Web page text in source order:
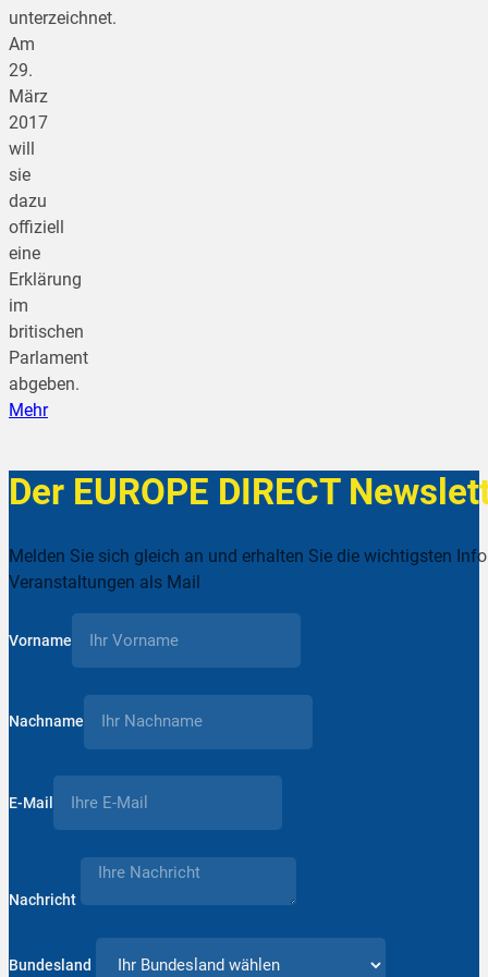
unterzeichnet.
Am
29.
März
2017
will
sie
dazu
offiziell
eine
Erklärung
im
britischen
Parlament
abgeben.
Mehr
Der EUROPE DIRECT
Melden Sie sich gleich an und erhalten Sie die wichtigsten
Veranstaltungen als Mail
Vorname
Nachname
E-Mail
Nachricht
Bundesland